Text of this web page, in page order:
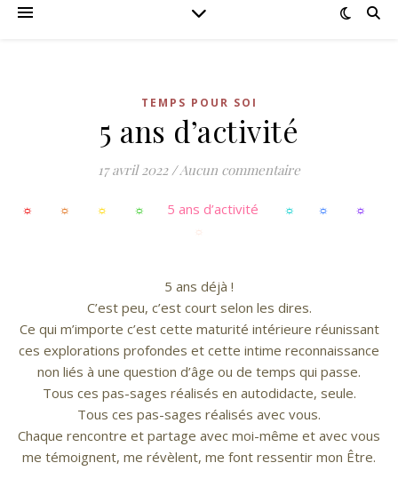
TEMPS POUR SOI
5 ans d’activité
17 avril 2022 /Aucun commentaire
☼ ☼ ☼ 5 ans d’activité ☼ ☼
☼
☼
5 ans déjà !
C’est peu, c’est court selon les dires.
Ce qui m’importe c’est cette maturité intérieure réunissant
ces explorations profondes et cette intime reconnaissance
non liés à une question d’âge ou de temps qui passe.
Tous ces pas-sages réalisés en autodidacte, seule.
Tous ces pas-sages réalisés avec vous.
Chaque rencontre et partage avec moi-même et avec vous
me témoignent, me révèlent, me font ressentir mon Être.